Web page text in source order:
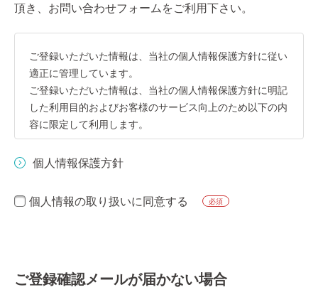
頂き、お問い合わせフォームをご利用下さい。
ご登録いただいた情報は、当社の個人情報保護方針に従い
適正に管理しています。
ご登録いただいた情報は、当社の個人情報保護方針に明記
した利用目的およびお客様のサービス向上のため以下の内
容に限定して利用します。
（1）お客様からのお問い合わせやご依頼内容に的確に対
内のため
（5）その他、お客様に事前に同意をいただいた目的のた
個人情報保護方針
個人情報の取り扱いに同意する 必須
ご登録確認メールが届かない場合